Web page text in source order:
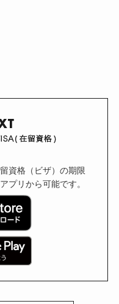
資格（ビザ）の期限
プリから可能です。